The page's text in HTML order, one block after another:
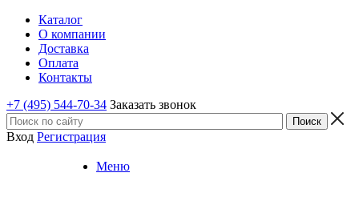
Каталог
О компании
Доставка
Оплата
Контакты
+7 (495) 544-70-34 Заказать звонок
Вход Регистрация
Меню